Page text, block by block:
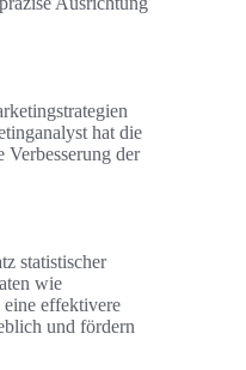
hat die
Verbesserung der
statistischer
wie
effektivere
und fördern